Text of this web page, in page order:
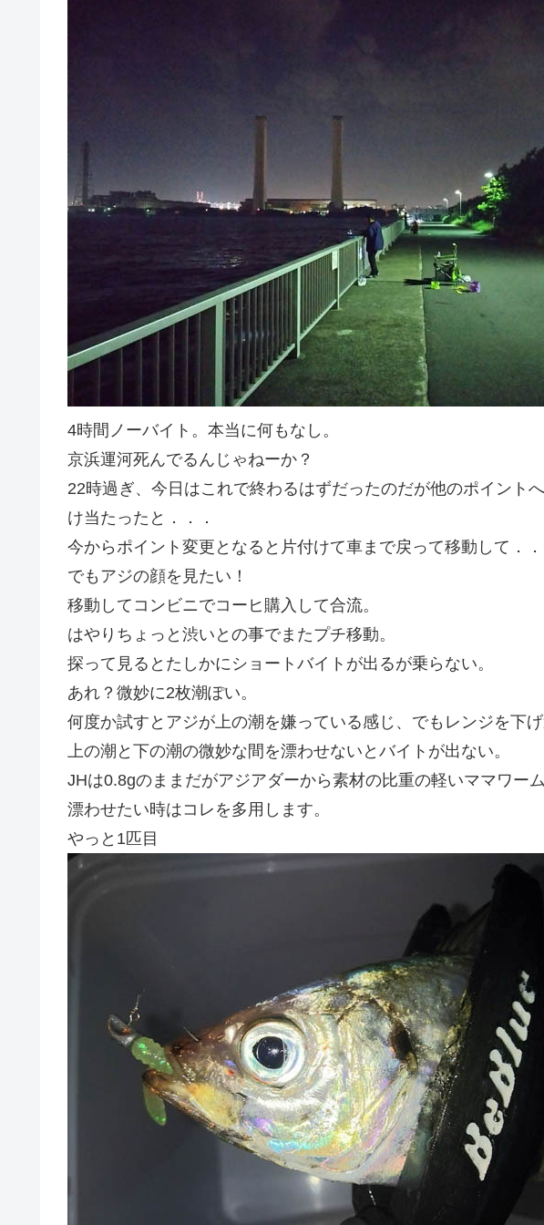
4時間ノーバイト。本当に何もなし。
京浜運河死んでるんじゃねーか？
22時過ぎ、今日はこれで終わるはずだったのだが他のポイント
け当たったと．．．
今からポイント変更となると片付けて車まで戻って移動して．
でもアジの顔を見たい！
移動してコンビニでコーヒ購入して合流。
はやりちょっと渋いとの事でまたプチ移動。
探って見るとたしかにショートバイトが出るが乗らない。
あれ？微妙に2枚潮ぽい。
何度か試すとアジが上の潮を嫌っている感じ、でもレンジを下げ
上の潮と下の潮の微妙な間を漂わせないとバイトが出ない。
JHは0.8gのままだがアジアダーから素材の比重の軽いママワー
漂わせたい時はコレを多用します。
やっと1匹目